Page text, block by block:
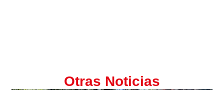
Otras Noticias